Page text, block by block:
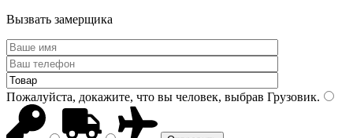
Вызвать замерщика
Пожалуйста, докажите, что вы человек, выбрав Грузовик.